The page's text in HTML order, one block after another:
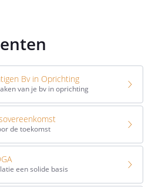
Bv in Oprichting
van je bv in oprichting
de toekomst
een solide basis